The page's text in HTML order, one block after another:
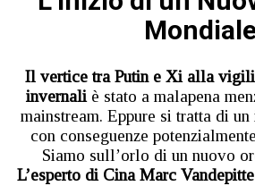
Il vertice tra Putin e Xi alla
invernali è stato a malapena
mainstream. Eppure si tratta di
con conseguenze
Siamo sull’orlo di un nuovo
L’esperto di Cina Marc